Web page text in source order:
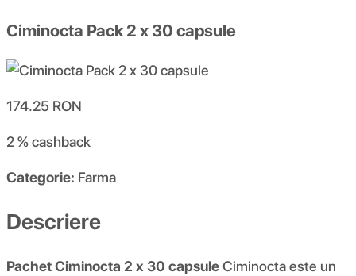
Ciminocta Pack 2 x 30 capsule
174.25 RON
2 %cashback
Categorie: Farma
Descriere
Pachet Ciminocta 2 x 30 capsuleCiminocta este un